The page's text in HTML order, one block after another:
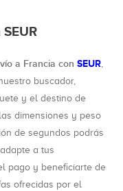
a Francia con SEUR,
buscador,
y el destino de
dimensiones y peso
de segundos podrás
a tus
pago y beneficiarte de
ofrecidas por el